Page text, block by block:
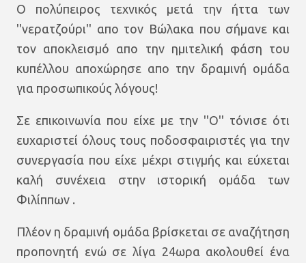
Ο πολύπειρος τεχνικός μετά την ήττα των
''νερατζούρι'' απο τον Βώλακα που σήμανε και
τον αποκλεισμό απο την ημιτελική φάση του
κυπέλλου αποχώρησε απο την δραμινή ομάδα
για προσωπικούς λόγους!
Σε επικοινωνία που είχε με την ''Ο'' τόνισε ότι
ευχαριστεί όλους τους ποδοσφαιριστές για την
συνεργασία που είχε μέχρι στιγμής και εύχεται
καλή συνέχεια στην ιστορική ομάδα των
Φιλίππων .
Πλέον η δραμινή ομάδα βρίσκεται σε αναζήτηση
προπονητή ενώ σε λίγα 24ωρα ακολουθεί ένα